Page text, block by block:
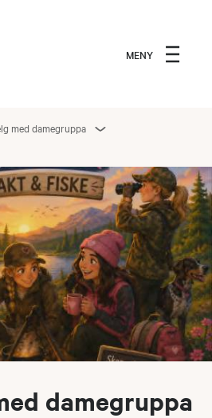
MENY
med damegruppa
damegruppa